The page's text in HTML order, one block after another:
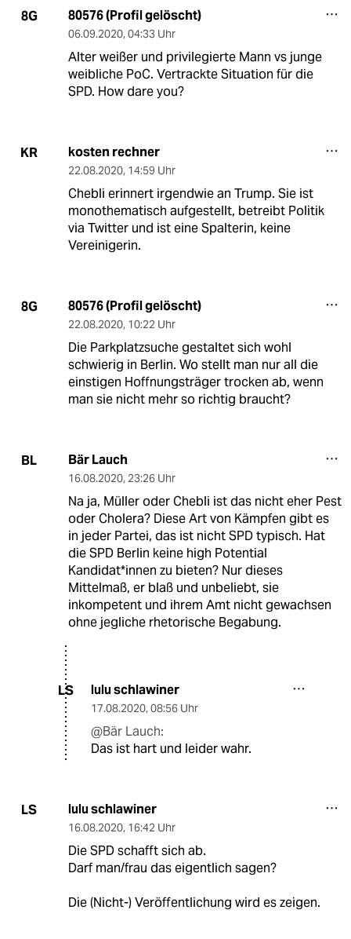
8G 80576 (Profil gelöscht)
06.09.2020, 04:33 Uhr
Alter weißer und privilegierte Mann vs junge
weibliche PoC. Vertrackte Situation für die
SPD. How dare you?
KR kosten rechner
22.08.2020, 14:59 Uhr
Chebli erinnert irgendwie an Trump. Sie ist
monothematisch aufgestellt, betreibt Politik
via Twitter und ist eine Spalterin, keine
Vereinigerin.
8G 80576 (Profil gelöscht)
22.08.2020, 10:22 Uhr
Die Parkplatzsuche gestaltet sich wohl
schwierig in Berlin. Wo stellt man nur all die
einstigen Hoffnungsträger trocken ab, wenn
man sie nicht mehr so richtig braucht?
BL Bär Lauch
16.08.2020, 23:26 Uhr
Na ja, Müller oder Chebli ist das nicht eher Pest
oder Cholera? Diese Art von Kämpfen gibt es
in jeder Partei, das ist nicht SPD typisch. Hat
die SPD Berlin keine high Potential
Kandidat*innen zu bieten? Nur dieses
Mittelmaß, er blaß und unbeliebt, sie
inkompetent und ihrem Amt nicht gewachsen
ohne jegliche rhetorische Begabung.
LS lulu schlawiner
17.08.2020, 08:56 Uhr
@Bär Lauch:
Das ist hart und leider wahr.
LS lulu schlawiner
16.08.2020, 16:42 Uhr
Die SPD schafft sich ab.
Darf man/frau das eigentlich sagen?
Die (Nicht-) Veröffentlichung wird es zeigen.